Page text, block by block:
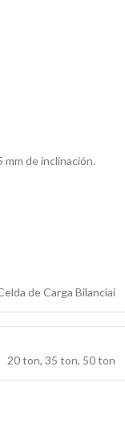
de inclinación.
de Carga Bilanciai
20 ton, 35 ton, 50 ton